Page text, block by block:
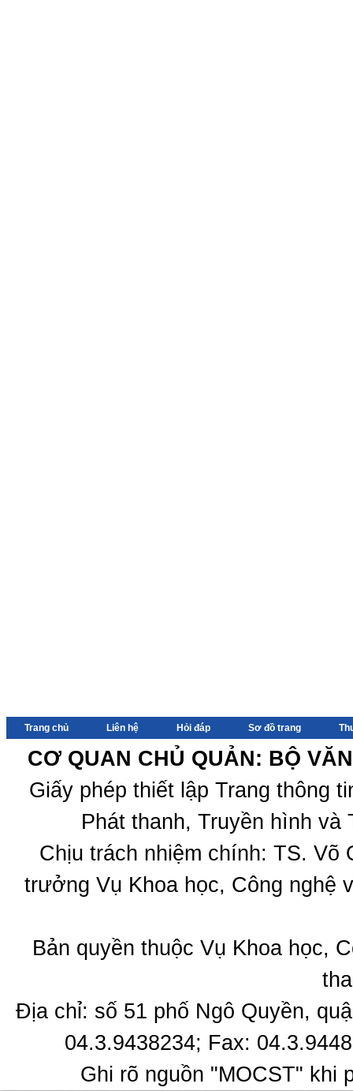
Trang chủ Liên hệ Hỏi đáp Sơ đồ trang
CƠ QUAN CHỦ QUẢN: BỘ
Giấy phép thiết lập Trang thông
Phát thanh, Truyền hình
Chịu trách nhiệm chính: TS.
trưởng Vụ Khoa học, Công nghệ
Bản quyền thuộc Vụ Khoa học,
Địa chỉ: số 51 phố Ngô Quyền,
04.3.9438234; Fax:
Ghi rõ nguồn "MOCST" khi